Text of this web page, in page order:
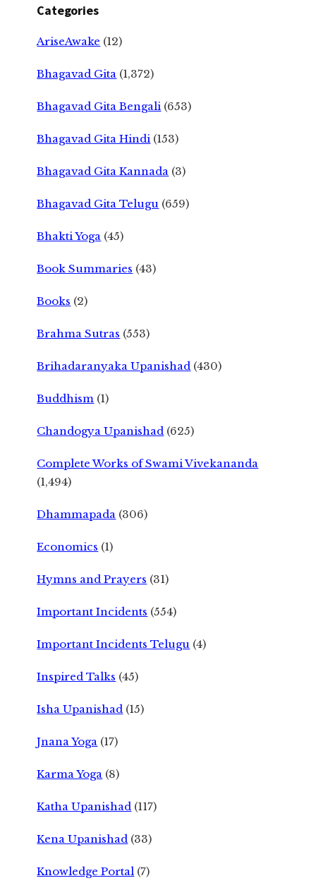
Categories
AriseAwake (12)
Bhagavad Gita (1,372)
Bhagavad Gita Bengali (653)
Bhagavad Gita Hindi (153)
Bhagavad Gita Kannada (3)
Bhagavad Gita Telugu (659)
Bhakti Yoga (45)
Book Summaries (43)
Books (2)
Brahma Sutras (553)
Brihadaranyaka Upanishad (430)
Buddhism (1)
Chandogya Upanishad (625)
Complete Works of Swami Vivekananda
(1,494)
Dhammapada (306)
Economics (1)
Hymns and Prayers (31)
Important Incidents (554)
Important Incidents Telugu (4)
Inspired Talks (45)
Isha Upanishad (15)
Jnana Yoga (17)
Karma Yoga (8)
Katha Upanishad (117)
Kena Upanishad (33)
Knowledge Portal (7)